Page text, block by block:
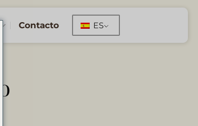
Contacto ES